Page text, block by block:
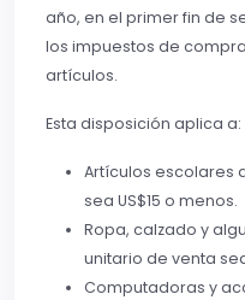
año, en el primer fin de
los impuestos de
artículos.
Esta disposición aplica a:
Artículos escolares
sea US$15 o menos.
Ropa, calzado y
unitario de venta
Computadoras y